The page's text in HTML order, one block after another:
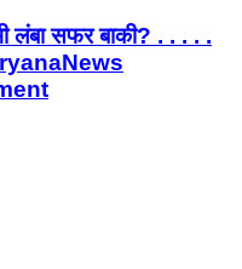
लंबा सफर बाकी? . . . . .